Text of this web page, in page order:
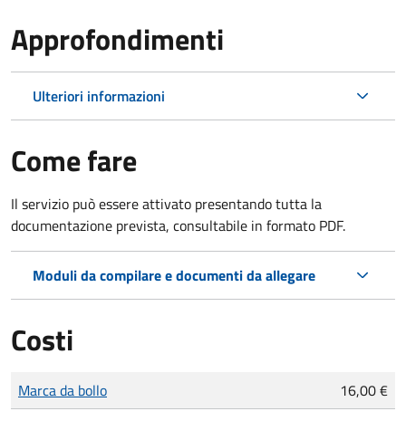
Approfondimenti
Ulteriori informazioni
Come fare
Il servizio può essere attivato presentando tutta la
documentazione prevista, consultabile in formato PDF.
Moduli da compilare e documenti da allegare
Costi
Tipo di pagamento
Importo
Marca da bollo 16,00 €